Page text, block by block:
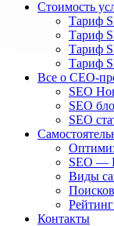
Стоимость
Тариф
Тариф
Тариф
Тариф
Все о СЕО-
SEO
SEO
SEO
SEO —
Виды
Контакты